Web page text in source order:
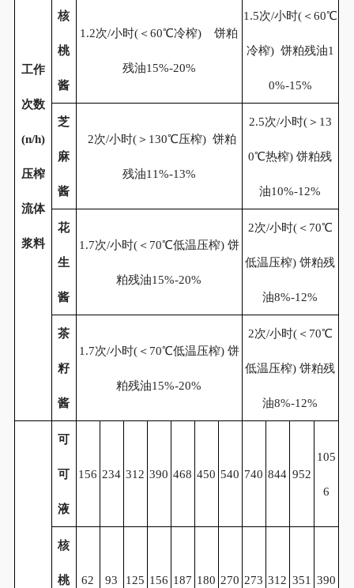
工作
次数
(n/h)
压榨
流体
浆料
核
桃
酱
1.2次/小时(＜60℃冷榨) 饼粕
残油15%-20%
1.5次/小时(＜60℃
冷榨) 饼粕残油1
0%-15%
芝
麻
酱
2次/小时(＞130℃压榨) 饼粕
残油11%-13%
2.5次/小时(＞13
0℃热榨) 饼粕残
油10%-12%
花
生
酱
1.7次/小时(＜70℃低温压榨) 饼
粕残油15%-20%
2次/小时(＜70℃
低温压榨) 饼粕残
油8%-12%
茶
籽
酱
1.7次/小时(＜70℃低温压榨) 饼
粕残油15%-20%
2次/小时(＜70℃
低温压榨) 饼粕残
油8%-12%
可
可
液
156 234 312 390 468 450 540 740 844 952
105
6
核
桃 62 93 125 156 187 180 270 273 312 351 390